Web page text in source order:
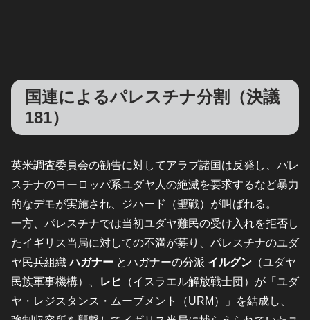
国連によるパレスチナ分割（決議
181）
英米調査委員会の勧告に対してアラブ諸国は反発し、パレ
スチナのヨーロッパ系ユダヤ人の絶滅を要求するなど暴力
的なデモが実施され、ジハード（聖戦）が叫ばれる。
一方、パレスチナでは当初ユダヤ難民の受け入れを拒否し
たイギリス当局に対しての不満が募り、パレスチナのユダ
ヤ民兵組織ハガナー とハガナーの分派 イルグン （ユダヤ
民族軍事機構）、
レヒ
（イスラエル解放戦士団）が「ユダ
ヤ・レジスタンス・ムーブメント（URM）」を結成し、